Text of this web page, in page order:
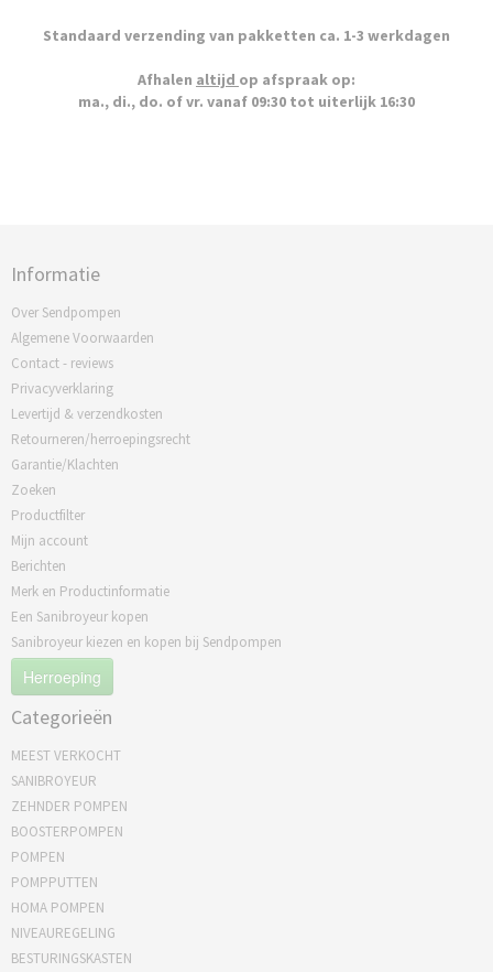
Standaard verzending van pakketten ca. 1-3 werkdagen
Afhalen altijd op afspraak op:
ma., di., do. of vr. vanaf 09:30 tot uiterlijk 16:30
Informatie
Over Sendpompen
Algemene Voorwaarden
Contact - reviews
Privacyverklaring
Levertijd & verzendkosten
Retourneren/herroepingsrecht
Garantie/Klachten
Zoeken
Productfilter
Mijn account
Berichten
Merk en Productinformatie
Een Sanibroyeur kopen
Sanibroyeur kiezen en kopen bij Sendpompen
Herroeping
Categorieën
MEEST VERKOCHT
SANIBROYEUR
ZEHNDER POMPEN
BOOSTERPOMPEN
POMPEN
POMPPUTTEN
HOMA POMPEN
NIVEAUREGELING
BESTURINGSKASTEN